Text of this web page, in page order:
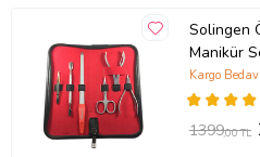
Solingen
Manikür
Kargo
1399,00 TL